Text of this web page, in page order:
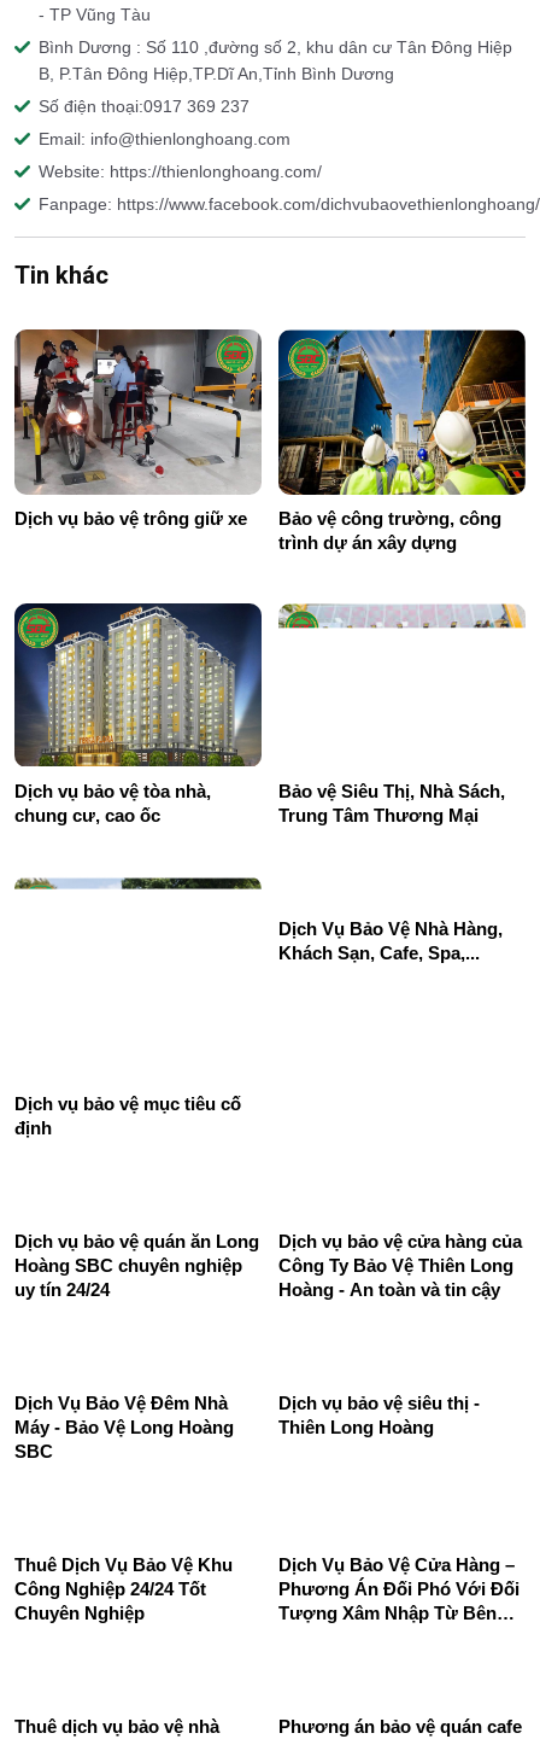
- TP Vũng Tàu
Bình Dương : Số 110 ,đường số 2, khu dân cư Tân Đông Hiệp
B, P.Tân Đông Hiệp,TP.Dĩ An,Tỉnh Bình Dương
Số điện thoại:0917 369 237
Email: info@thienlonghoang.com
Website: https://thienlonghoang.com/
Fanpage: https://www.facebook.com/dichvubaovethienlonghoang/
Tin khác
Dịch vụ bảo vệ trông giữ xe
Bảo vệ công trường, công
trình dự án xây dựng
Dịch vụ bảo vệ tòa nhà,
chung cư, cao ốc
Bảo vệ Siêu Thị, Nhà Sách,
Trung Tâm Thương Mại
Dịch vụ bảo vệ mục tiêu cố
định
Dịch vụ bảo vệ quán ăn Long
Hoàng SBC chuyên nghiệp
uy tín 24/24
Dịch vụ bảo vệ cửa hàng của
Công Ty Bảo Vệ Thiên Long
Hoàng - An toàn và tin cậy
Dịch Vụ Bảo Vệ Đêm Nhà
Máy - Bảo Vệ Long Hoàng
SBC
Dịch vụ bảo vệ siêu thị -
Thiên Long Hoàng
Thuê Dịch Vụ Bảo Vệ Khu
Công Nghiệp 24/24 Tốt
Chuyên Nghiệp
Dịch Vụ Bảo Vệ Cửa Hàng –
Phương Án Đối Phó Với Đối
Tượng Xâm Nhập Từ Bên
Thuê dịch vụ bảo vệ nhà
Phương án bảo vệ quán cafe